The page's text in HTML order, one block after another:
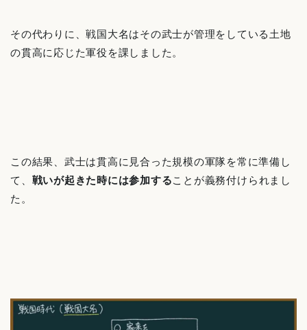
その代わりに、戦国大名はその武士が管理をしている土地
の貫高に応じた軍役を課しました。
この結果、武士は貫高に見合った規模の軍隊を常に準備し
て、 戦いが起きた時には参加することが義務付けられまし
た。